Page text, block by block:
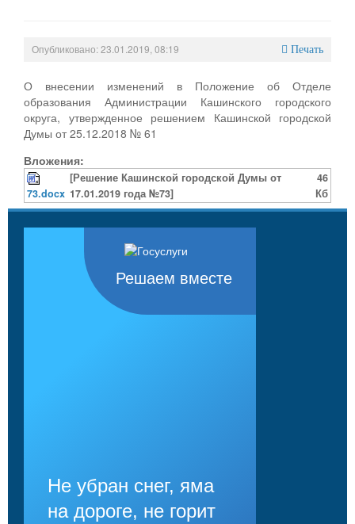
Опубликовано: 23.01.2019, 08:19 Печать
О внесении изменений в Положение об Отделе
образования Администрации Кашинского городского
округа, утвержденное решением Кашинской городской
Думы от 25.12.2018 № 61
Вложения:
73.docx
[Решение Кашинской городской Думы от
17.01.2019 года №73]
46
Кб
Решаем вместе
Не убран снег, яма
на дороге, не горит